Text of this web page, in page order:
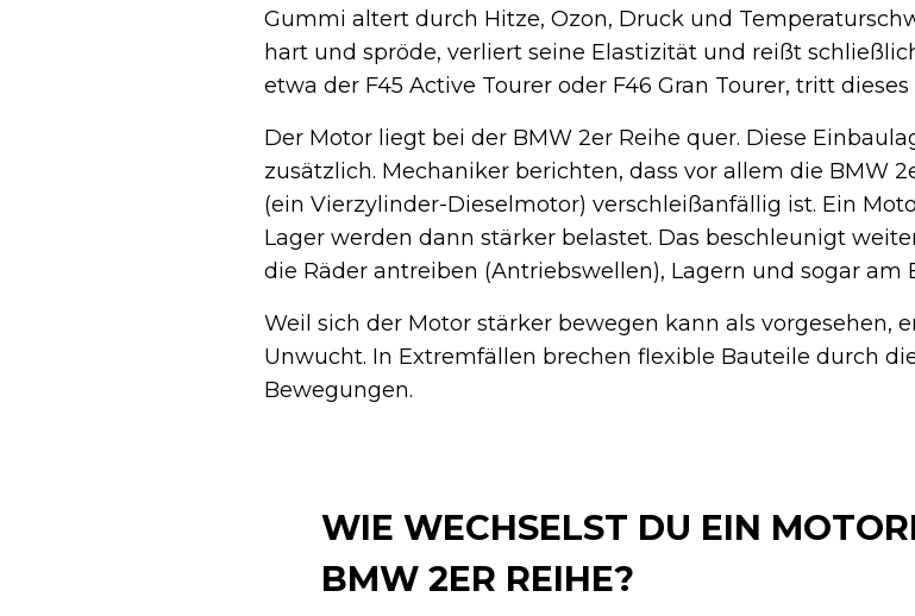
Gummi altert durch Hitze, Ozon, Druck und
hart und spröde, verliert seine Elastizität und reißt
etwa der F45 Active Tourer oder F46 Gran Tourer, tritt
Der Motor liegt bei der BMW 2er Reihe quer. Diese
zusätzlich. Mechaniker berichten, dass vor allem die BMW
(ein Vierzylinder-Dieselmotor) verschleißanfällig ist. Ein
Lager werden dann stärker belastet. Das beschleunigt
die Räder antreiben (Antriebswellen), Lagern und sogar am
Weil sich der Motor stärker bewegen kann als vorgesehen,
Unwucht. In Extremfällen brechen flexible Bauteile durch
Bewegungen.
WIE WECHSELST DU EIN
BMW 2ER REIHE?